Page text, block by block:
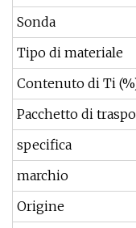
Sonda
Tipo di materiale
Contenuto di Ti
Pacchetto di
specifica
marchio
Origine